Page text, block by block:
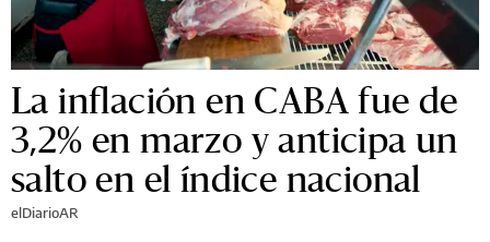
La inflación en CABA fue de
3,2% en marzo y anticipa un
salto en el índice nacional
elDiarioAR